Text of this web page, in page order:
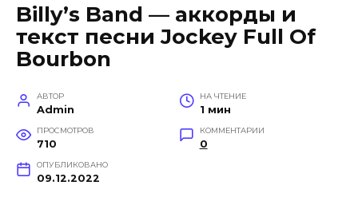
Billy’s Band — аккорды и
текст песни Jockey Full Of
Bourbon
АВТОР
Admin
НА ЧТЕНИЕ
1 мин
ПРОСМОТРОВ
710
КОММЕНТАРИИ
0
ОПУБЛИКОВАНО
09.12.2022